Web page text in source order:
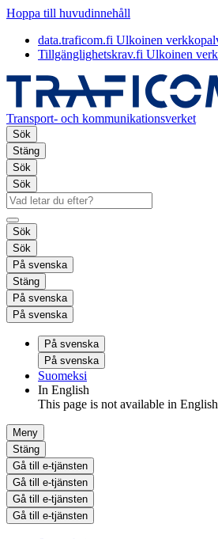
Hoppa till huvudinnehåll
data.traficom.fi Ulkoinen
Tillgänglighetskrav.fi Ulkoinen
Transport- och kommunikationsverket
Sök
Stäng
Sök
Sök
Sök
Sök
På svenska
Stäng
På svenska
På svenska
På svenska
På svenska
Suomeksi
In English
This page is not available in
Meny
Stäng
Gå till e-tjänsten
Gå till e-tjänsten
Gå till e-tjänsten
Gå till e-tjänsten